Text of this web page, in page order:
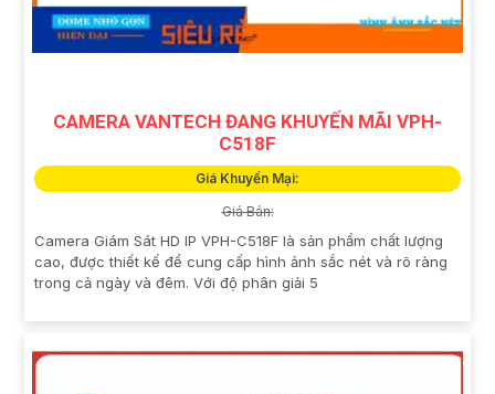
CAMERA VANTECH ĐANG KHUYẾN MÃI VPH-
C518F
Giá Khuyến Mại:
Giá Bán:
Camera Giám Sát HD IP VPH-C518F là sản phẩm chất lượng
cao, được thiết kế để cung cấp hình ảnh sắc nét và rõ ràng
trong cả ngày và đêm. Với độ phân giải 5